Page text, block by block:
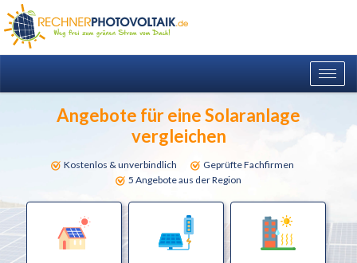
Angebote für eine Solaranlage
vergleichen
Kostenlos & unverbindlich
Geprüfte Fachfirmen
5 Angebote aus der Region